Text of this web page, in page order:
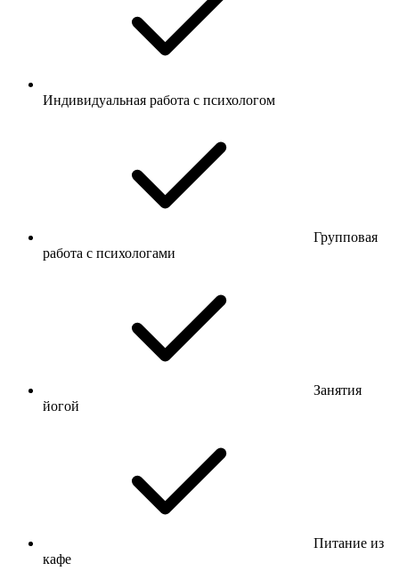
Индивидуальная работа с психологом
Групповая
работа с психологами
Занятия
йогой
Питание из
кафе